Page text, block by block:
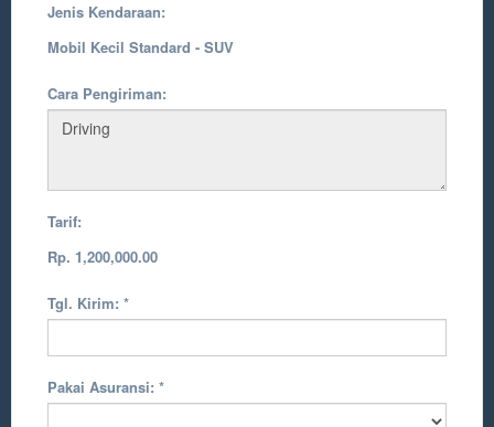
Jenis Kendaraan:
Mobil Kecil Standard - SUV
Cara Pengiriman:
Tarif:
Rp. 1,200,000.00
Tgl. Kirim: *
Pakai Asuransi: *